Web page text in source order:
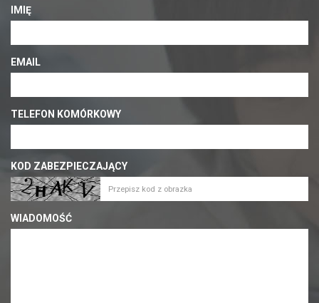
IMIĘ
EMAIL
TELEFON KOMÓRKOWY
KOD ZABEZPIECZAJĄCY
WIADOMOŚĆ